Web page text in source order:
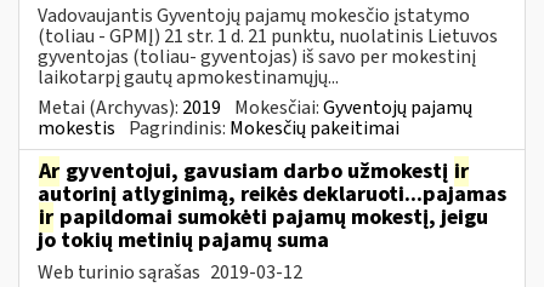
Vadovaujantis Gyventojų pajamų mokesčio įstatymo
(toliau - GPMĮ) 21 str. 1 d. 21 punktu, nuolatinis Lietuvos
gyventojas (toliau- gyventojas) iš savo per mokestinį
laikotarpį gautų apmokestinamųjų...
Metai (Archyvas): 2019 Mokesčiai:Gyventojų pajamų
mokestis Pagrindinis: Mokesčių pakeitimai
Ar gyventojui, gavusiam darbo užmokestį ir
autorinį atlyginimą, reikės deklaruoti...pajamas
ir papildomai sumokėti pajamų mokestį, jeigu
jo tokių metinių pajamų suma
Web turinio sąrašas 2019-03-12